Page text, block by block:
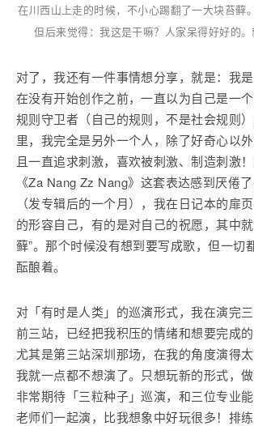
在川西山上走的时候，不小心踢翻了一大块苔藓
但后来觉得：我这是干嘛？人家呆得好好的。
对了，我还有一件事情想分享，就是：我是
在没有开始创作之前，一直以为自己是一
规则守卫者（自己的规则，不是社会规则
里，我完全是另外一个人，除了好奇心以
且一直追求刺激，喜欢被刺激、制造刺激
《Za Nang Zz Nang》这套表达感到厌倦
（发专辑后的一个月），我在日记本的扉
的形容自己，有的是对自己的祝愿，其中
藓”。那个时候没有想到要写成歌，但一切
酝酿着。
对「有时是人类」的巡演形式，我在演完三
前三站，已经把我积压的情绪和想要完成的
尤其是第三站深圳那场，在我的角度演得太
我就一点都不想演了。只想玩新的形式，
非常期待「三粒种子」巡演，和三位专业
老师们一起演，比我想象中好玩很多！排